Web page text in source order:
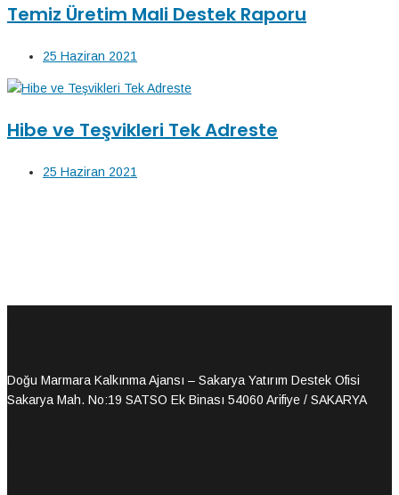
Temiz Üretim Mali Destek Raporu
25 Haziran 2021
Hibe ve Teşvikleri Tek Adreste
25 Haziran 2021
Doğu Marmara Kalkınma Ajansı – Sakarya Yatırım Destek Ofisi
Sakarya Mah. No:19 SATSO Ek Binası 54060 Arifiye / SAKARYA